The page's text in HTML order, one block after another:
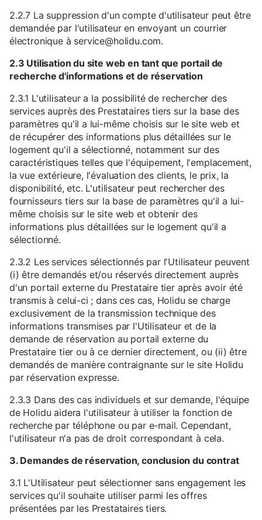
2.2.7 La suppression d'un compte d'utilisateur peut être
demandée par l'utilisateur en envoyant un courrier
électronique à service@holidu.com.
2.3 Utilisation du site web en tant que portail de
recherche d'informations et de réservation
2.3.1 L'utilisateur a la possibilité de rechercher des
services auprès des Prestataires tiers sur la base des
paramètres qu'il a lui-même choisis sur le site web et
de récupérer des informations plus détaillées sur le
logement qu'il a sélectionné, notamment sur des
caractéristiques telles que l'équipement, l'emplacement,
la vue extérieure, l'évaluation des clients, le prix, la
disponibilité, etc. L'utilisateur peut rechercher des
fournisseurs tiers sur la base de paramètres qu'il a lui-
même choisis sur le site web et obtenir des
informations plus détaillées sur le logement qu'il a
sélectionné.
2.3.2 Les services sélectionnés par l'Utilisateur peuvent
(i) être demandés et/ou réservés directement auprès
d'un portail externe du Prestataire tier après avoir été
transmis à celui-ci ; dans ces cas, Holidu se charge
exclusivement de la transmission technique des
informations transmises par l'Utilisateur et de la
demande de réservation au portail externe du
Prestataire tier ou à ce dernier directement, ou (ii) être
demandés de manière contraignante sur le site Holidu
par réservation expresse.
2.3.3 Dans des cas individuels et sur demande, l'équipe
de Holidu aidera l'utilisateur à utiliser la fonction de
recherche par téléphone ou par e-mail. Cependant,
l'utilisateur n'a pas de droit correspondant à cela.
3. Demandes de réservation, conclusion du contrat
3.1 L'Utilisateur peut sélectionner sans engagement les
services qu'il souhaite utiliser parmi les offres
présentées par les Prestataires tiers.